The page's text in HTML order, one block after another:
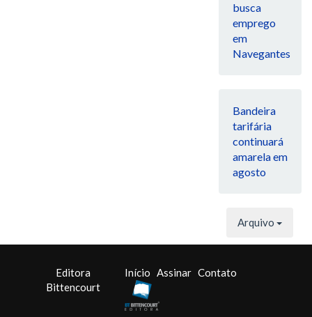
busca
emprego
em
Navegantes
Bandeira
tarifária
continuará
amarela em
agosto
Arquivo
Editora
Bittencourt
Início Assinar Contato